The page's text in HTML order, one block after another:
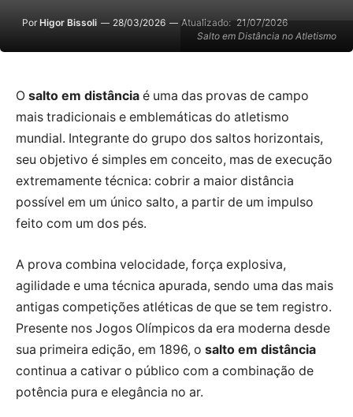
Salto em Distância no Atletismo
Por Higor Bissoli 28/03/2026 Atualizado: 21/07/2026
O salto em distância é uma das provas de campo
mais tradicionais e emblemáticas do atletismo
mundial. Integrante do grupo dos saltos horizontais,
seu objetivo é simples em conceito, mas de execução
extremamente técnica: cobrir a maior distância
possível em um único salto, a partir de um impulso
feito com um dos pés.
A prova combina velocidade, força explosiva,
agilidade e uma técnica apurada, sendo uma das mais
antigas competições atléticas de que se tem registro.
Presente nos Jogos Olímpicos da era moderna desde
sua primeira edição, em 1896, o salto em distância
continua a cativar o público com a combinação de
potência pura e elegância no ar.